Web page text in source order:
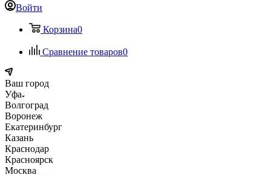
Войти
Корзина0
Сравнение товаров0
Ваш город
Уфа
Волгоград
Воронеж
Екатеринбург
Казань
Краснодар
Красноярск
Москва